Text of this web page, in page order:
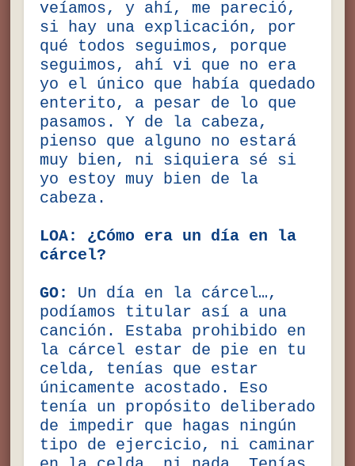
veíamos, y ahí, me pareció,
si hay una explicación, por
qué todos seguimos, porque
seguimos, ahí vi que no era
yo el único que había quedado
enterito, a pesar de lo que
pasamos. Y de la cabeza,
pienso que alguno no estará
muy bien, ni siquiera sé si
yo estoy muy bien de la
cabeza.
LOA: ¿Cómo era un día en la
cárcel?
GO: Un día en la cárcel…,
podíamos titular así a una
canción. Estaba prohibido en
la cárcel estar de pie en tu
celda, tenías que estar
únicamente acostado. Eso
tenía un propósito deliberado
de impedir que hagas ningún
tipo de ejercicio, ni caminar